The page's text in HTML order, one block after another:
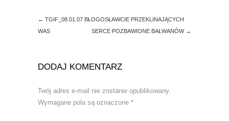
o
w
d
o
← TGIF_08.01.07 BŁOGOSŁAWCIE PRZEKLINAJĄCYCH
WAS
SERCE POZBAWIONE BAŁWANÓW →
DODAJ KOMENTARZ
Twój adres e-mail nie zostanie opublikowany.
Wymagane pola są oznaczone *